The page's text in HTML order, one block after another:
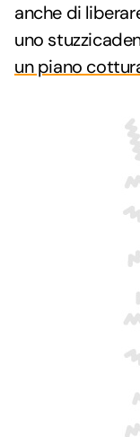
anche di
uno
un piano